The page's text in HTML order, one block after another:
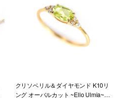
クリソベリル＆ダイヤモンド K10リ
ング オーバルカット ~Ello Ulmia~(K